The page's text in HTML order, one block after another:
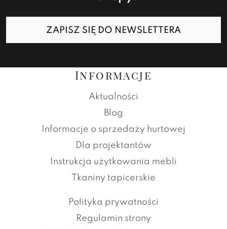
ZAPISZ SIĘ DO NEWSLETTERA
Informacje
Aktualności
Blog
Informacje o sprzedaży hurtowej
Dla projektantów
Instrukcja użytkowania mebli
Tkaniny tapicerskie
Polityka prywatności
Regulamin strony